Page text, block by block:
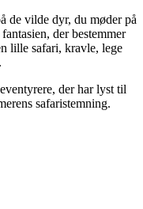
de vilde dyr, du møder på
der bestemmer
lille safari, kravle, lege
der har lyst til
safaristemning.